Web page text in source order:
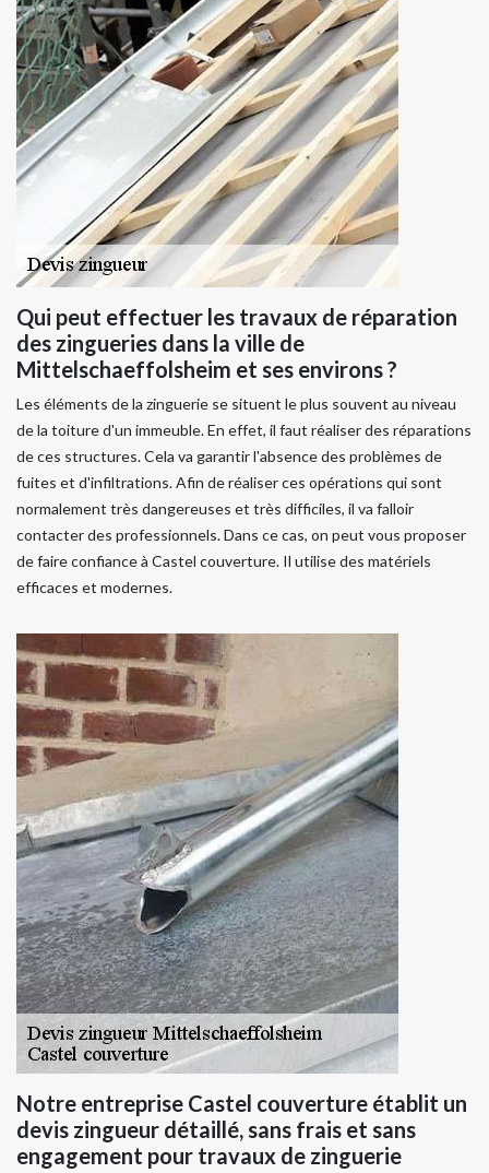
Qui peut effectuer les travaux de réparation
des zingueries dans la ville de
Mittelschaeffolsheim et ses environs ?
Les éléments de la zinguerie se situent le plus souvent au niveau
de la toiture d'un immeuble. En effet, il faut réaliser des réparations
de ces structures. Cela va garantir l'absence des problèmes de
fuites et d'infiltrations. Afin de réaliser ces opérations qui sont
normalement très dangereuses et très difficiles, il va falloir
contacter des professionnels. Dans ce cas, on peut vous proposer
de faire confiance à Castel couverture. Il utilise des matériels
efficaces et modernes.
Notre entreprise Castel couverture établit un
devis zingueur détaillé, sans frais et sans
engagement pour travaux de zinguerie